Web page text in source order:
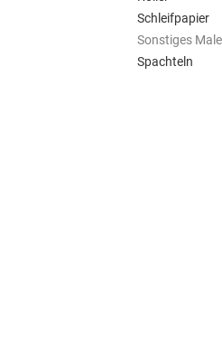
Schleifpapier
Sonstiges
Spachteln